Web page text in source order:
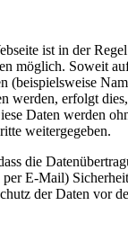
ist in der
möglich. Soweit
(beispielsweise
werden, erfolgt
Daten werden
weitergegeben.
die
E-Mail)
der Daten vor